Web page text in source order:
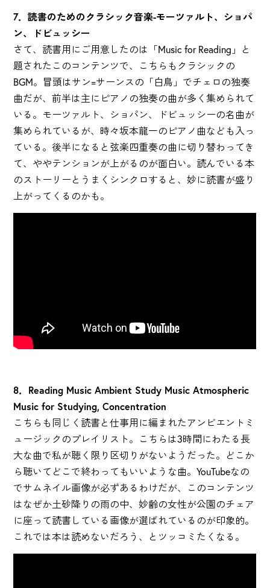
7．読書のためのクラシック音楽-モーツァルト、ショパ
ン、ドビュッシー
さて、読書用にご用意したのは「Music for Reading」と
題されたこのコンテンツで、こちらもクラシックの
BGM。冒頭はサン=サーンスの「白鳥」でチェロの独奏
曲だが、前半は主にピアノの独奏の曲が多く集められて
いる。モーツァルト、ショパン、ドビュッシーの名曲が
集められているが、時々坂本龍一のピアノ曲なども入っ
ている。後半になると弦楽四重奏の曲に切り替わってき
て、ややテンションが上がるのが面白い。読んでいる本
のストーリーとうまくシンクロすると、妙に読書が盛り
上がってくるのかも。
8．Reading Music Ambient Study Music Atmospheric
Music for Studying, Concentration
こちらも同じく読書と仕事用に編まれたアンビエントミ
ュージックのプレイリスト。こちらは3時間にわたる長
大な曲で私が聴く限り区切りがないようだった。どこか
ら聴いてどこで終わってもいいような曲。YouTubeなの
でサムネイル画像が必ずあるわけだが、このコンテンツ
はなぜか土砂降りの雨の中、妙齢の女性が公園のチェア
に座って読書している画像が選ばれているのが印象的。
これでは本は読めないだろう、とツッコミたくなる。